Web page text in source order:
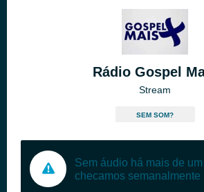
Rádio Gospel
Stream
SEM SOM?
Sem áudio há mais de um
checamos semanalmente